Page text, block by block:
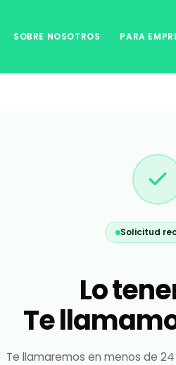
SOBRE NOSOTROS PARA
Solicitud
Lo
Te
Te llamaremos en menos de